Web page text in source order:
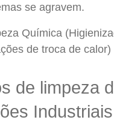
se agravem.
Química
de troca de calor)
de limpeza